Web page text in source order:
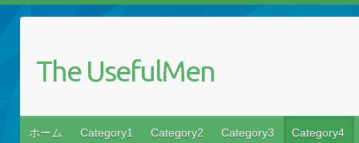
The UsefulMen
ホーム Category1 Category2 Category3 Category4